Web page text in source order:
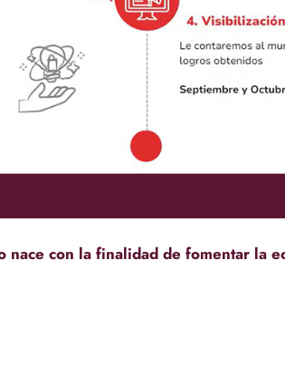
nace con la finalidad de fomentar la